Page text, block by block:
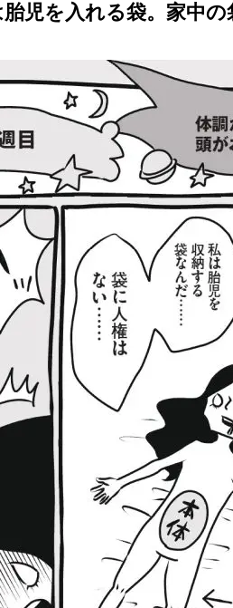
児を入れる袋。家中の